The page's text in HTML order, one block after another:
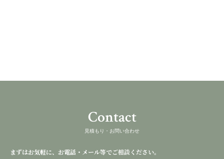
Contact
見積もり・お問い合わせ
まずはお気軽に、お電話・メール等でご相談ください。